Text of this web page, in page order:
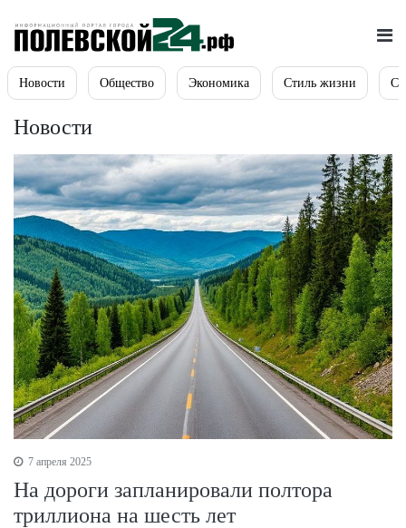
Новости Общество Экономика Стиль жизни
Новости
7 апреля 2025
На дороги запланировали полтора
триллиона на шесть лет